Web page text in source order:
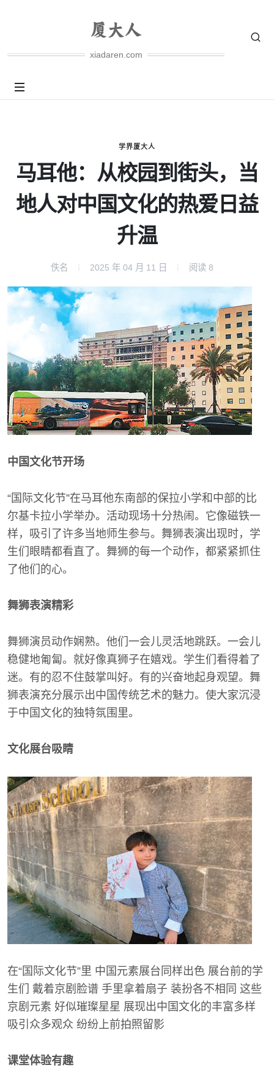
xiadaren.com
学界厦大人
马耳他：从校园到街头，当
地人对中国文化的热爱日益
升温
佚名 2025 年 04 月 11 日 阅读 8
中国文化节开场
“国际文化节”在马耳他东南部的保拉小学和中部的比
尔基卡拉小学举办。活动现场十分热闹。它像磁铁一
样，吸引了许多当地师生参与。舞狮表演出现时，学
生们眼睛都看直了。舞狮的每一个动作，都紧紧抓住
了他们的心。
舞狮表演精彩
舞狮演员动作娴熟。他们一会儿灵活地跳跃。一会儿
稳健地匍匐。就好像真狮子在嬉戏。学生们看得着了
迷。有的忍不住鼓掌叫好。有的兴奋地起身观望。舞
狮表演充分展示出中国传统艺术的魅力。使大家沉浸
于中国文化的独特氛围里。
文化展台吸睛
在“国际文化节”里 中国元素展台同样出色 展台前的学
生们 戴着京剧脸谱 手里拿着扇子 装扮各不相同 这些
京剧元素 好似璀璨星星 展现出中国文化的丰富多样
吸引众多观众 纷纷上前拍照留影
课堂体验有趣